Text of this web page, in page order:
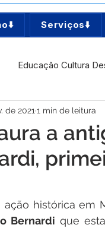
Serviços⬇️
Educação Cultura
Comunidade
e Governo
Convênios e
a
de 2021 1 min de leitura
ação histórica em
Bernardi que